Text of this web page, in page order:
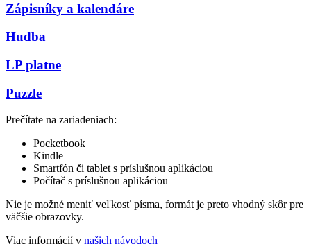
Zápisníky a kalendáre
Hudba
LP platne
Puzzle
Prečítate na zariadeniach:
Pocketbook
Kindle
Smartfón či tablet s príslušnou aplikáciou
Počítač s príslušnou aplikáciou
Nie je možné meniť veľkosť písma, formát je preto vhodný skôr pre
väčšie obrazovky.
Viac informácií v našich návodoch